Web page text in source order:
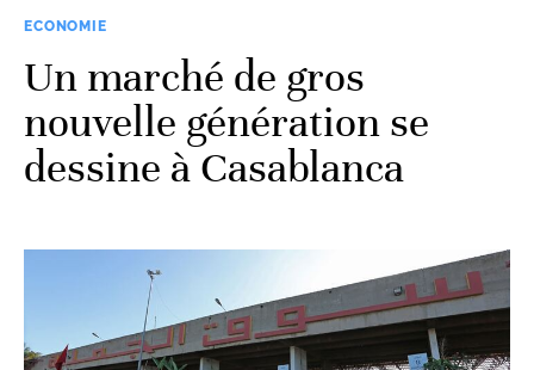
ECONOMIE
Un marché de gros
nouvelle génération se
dessine à Casablanca